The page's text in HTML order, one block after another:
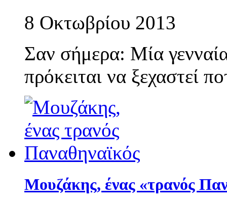
8 Οκτωβρίου 2013
Σαν σήμερα: Μία
πρόκειται να ξεχαστεί
Μουζάκης, ένας «τρανός